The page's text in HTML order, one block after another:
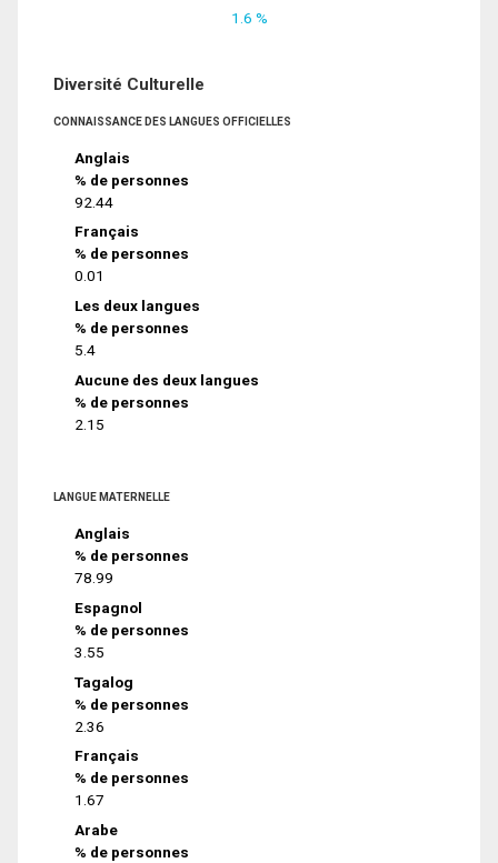
1.6 %
Diversité Culturelle
CONNAISSANCE DES LANGUES OFFICIELLES
Anglais
% de personnes
92.44
Français
% de personnes
0.01
Les deux langues
% de personnes
5.4
Aucune des deux langues
% de personnes
2.15
LANGUE MATERNELLE
Anglais
% de personnes
78.99
Espagnol
% de personnes
3.55
Tagalog
% de personnes
2.36
Français
% de personnes
1.67
Arabe
% de personnes